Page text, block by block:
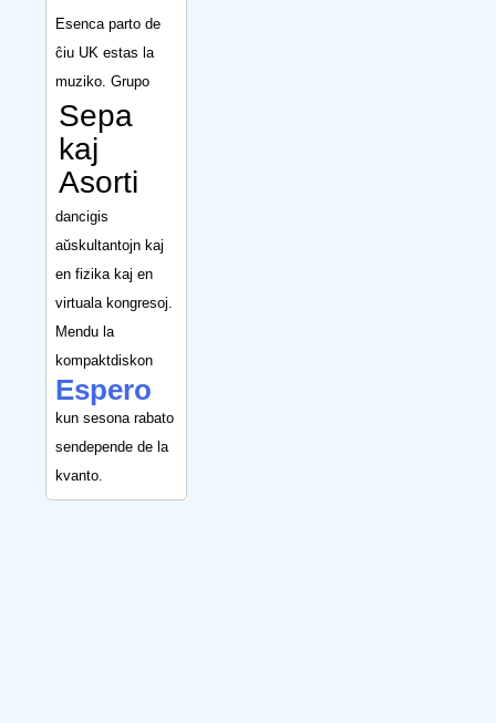
Esenca parto de
ĉiu UK estas la
muziko. Grupo
Sepa
kaj
Asorti
dancigis
aŭskultantojn kaj
en fizika kaj en
virtuala kongresoj.
Mendu la
kompaktdiskon
Espero
kun sesona rabato
sendepende de la
kvanto.